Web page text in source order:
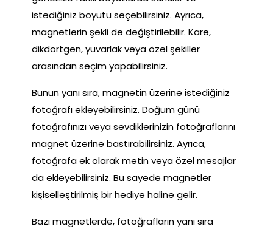
istediğiniz boyutu seçebilirsiniz. Ayrıca,
magnetlerin şekli de değiştirilebilir. Kare,
dikdörtgen, yuvarlak veya özel şekiller
arasından seçim yapabilirsiniz.
Bunun yanı sıra, magnetin üzerine istediğiniz
fotoğrafı ekleyebilirsiniz. Doğum günü
fotoğrafınızı veya sevdiklerinizin fotoğraflarını
magnet üzerine bastırabilirsiniz. Ayrıca,
fotoğrafa ek olarak metin veya özel mesajlar
da ekleyebilirsiniz. Bu sayede magnetler
kişiselleştirilmiş bir hediye haline gelir.
Bazı magnetlerde, fotoğrafların yanı sıra